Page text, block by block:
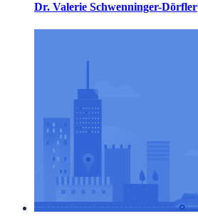
Dr. Valerie Schwenninger-Dörfler